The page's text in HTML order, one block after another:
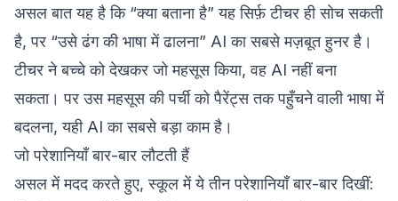
असल बात यह है कि “क्या बताना है” यह सिर्फ़ टीचर ही सोच सकती
है, पर “उसे ढंग की भाषा में ढालना” AI का सबसे मज़बूत हुनर है।
टीचर ने बच्चे को देखकर जो महसूस किया, वह AI नहीं बना
सकता। पर उस महसूस की पर्ची को पैरेंट्स तक पहुँचने वाली भाषा में
बदलना, यही AI का सबसे बड़ा काम है।
जो परेशानियाँ बार-बार लौटती हैं
असल में मदद करते हुए, स्कूल में ये तीन परेशानियाँ बार-बार दिखीं: